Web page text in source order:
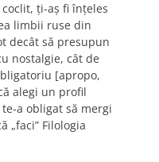
ţi-aş fi înţeles
limbii ruse din
decât să presupun
nostalgie, cât de
[apropo,
alegi un profil
a obligat să mergi
„faci” Filologia